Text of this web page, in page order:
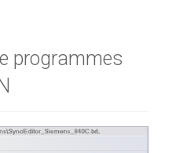
programmes